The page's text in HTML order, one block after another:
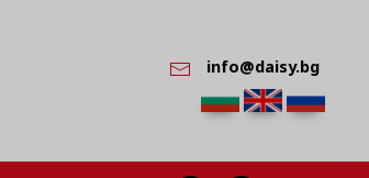
info@daisy.bg